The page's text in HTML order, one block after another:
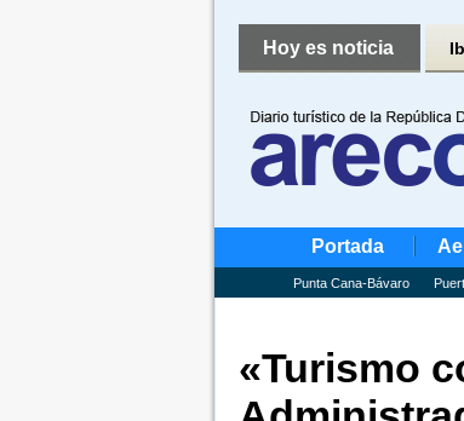
Hoy es noticia
Portada
Punta Cana-Bávaro
«Turismo